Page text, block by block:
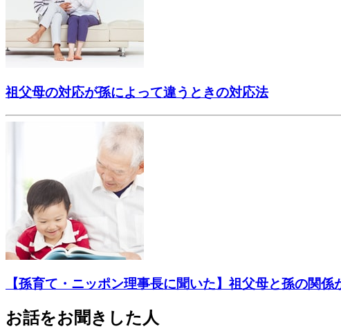
祖父母の対応が孫によって違うときの対応法
【孫育て・ニッポン理事長に聞いた】祖父母と孫の関係
お話をお聞きした人